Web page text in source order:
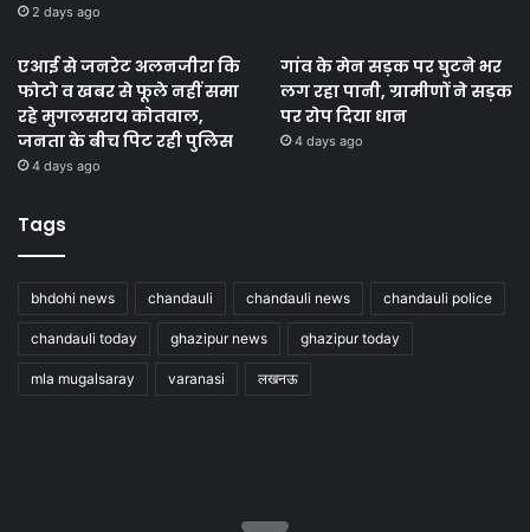
2 days ago
एआई से जनरेट अलनजीरा कि
फोटो व खबर से फूले नहीं समा
रहे मुगलसराय कोतवाल,
जनता के बीच पिट रही पुलिस
4 days ago
गांव के मेन सड़क पर घुटने भर
लग रहा पानी, ग्रामीणों ने सड़क
पर रोप दिया धान
4 days ago
Tags
bhdohi news chandauli chandauli news chandauli police
chandauli today ghazipur news ghazipur today
mla mugalsaray varanasi लखनऊ